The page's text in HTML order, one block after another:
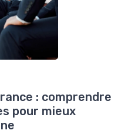
: comprendre
pour mieux